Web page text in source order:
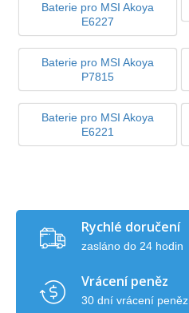
Baterie pro MSI Akoya
E6227
Baterie pro MSI Akoya
P7815
Baterie pro MSI Akoya
E6221
Rychlé doručení
zasláno do 24 hodin
Vrácení peněz
30 dní vrácení peněz